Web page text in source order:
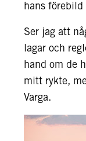
hans
Ser jag att
lagar och
hand om de
mitt rykte,
Varga.